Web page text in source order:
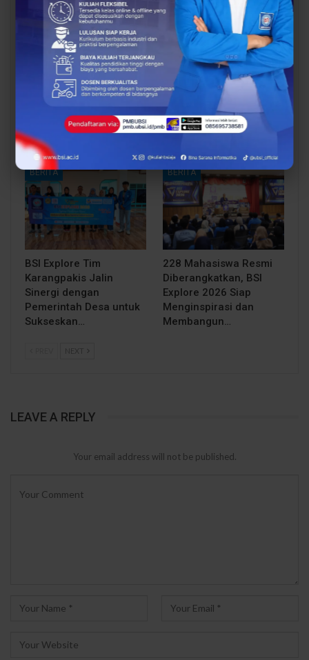
Dosen Pembimbing
Lapangan Dampingi
Keberangkatan
Mahasiswa UBSI Solo ke
Posko BSI…
Dosen Pembimbing
Lapangan Dampingi
Keberangkatan
Mahasiswa UBSI Solo ke
BERITA
BSI Explore Tim
Karangpakis Jalin
Sinergi dengan
Pemerintah Desa untuk
Sukseskan…
BERITA
228 Mahasiswa Resmi
Diberangkatkan, BSI
Explore 2026 Siap
Menginspirasi dan
Membangun…
NEXT
LEAVE A REPLY
Your email address will not be published.